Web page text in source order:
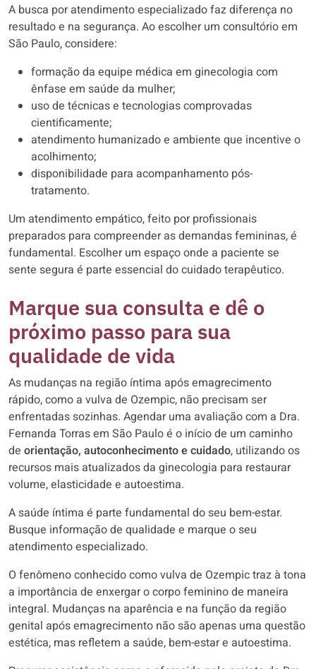
A busca por atendimento especializado faz diferença no
resultado e na segurança. Ao escolher um consultório em
São Paulo, considere:
formação da equipe médica em ginecologia com
ênfase em saúde da mulher;
uso de técnicas e tecnologias comprovadas
cientificamente;
atendimento humanizado e ambiente que incentive o
acolhimento;
disponibilidade para acompanhamento pós-
tratamento.
Um atendimento empático, feito por profissionais
preparados para compreender as demandas femininas, é
fundamental. Escolher um espaço onde a paciente se
sente segura é parte essencial do cuidado terapêutico.
Marque sua consulta e dê o
próximo passo para sua
qualidade de vida
As mudanças na região íntima após emagrecimento
rápido, como a vulva de Ozempic, não precisam ser
enfrentadas sozinhas. Agendar uma avaliação com a Dra.
Fernanda Torras em São Paulo é o início de um caminho
de orientação, autoconhecimento e cuidado, utilizando os
recursos mais atualizados da ginecologia para restaurar
volume, elasticidade e autoestima.
A saúde íntima é parte fundamental do seu bem-estar.
Busque informação de qualidade e marque o seu
atendimento especializado.
O fenômeno conhecido como vulva de Ozempic traz à tona
a importância de enxergar o corpo feminino de maneira
integral. Mudanças na aparência e na função da região
genital após emagrecimento não são apenas uma questão
estética, mas refletem a saúde, bem-estar e autoestima.